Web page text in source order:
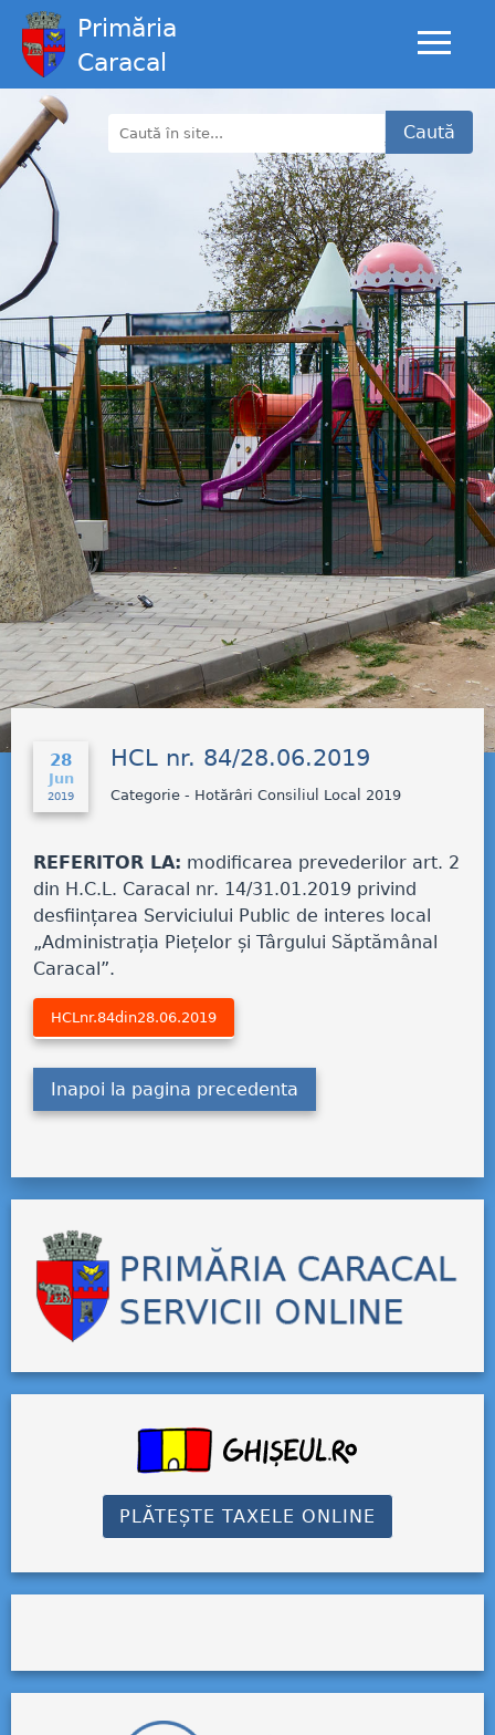
Primăria
Caracal
Caută
28
Jun
2019
HCL nr. 84/28.06.2019
Categorie - Hotărâri Consiliul Local 2019
REFERITOR LA: modificarea prevederilor art. 2
din H.C.L. Caracal nr. 14/31.01.2019 privind
desființarea Serviciului Public de interes local
„Administrația Piețelor și Târgului Săptămânal
Caracal”.
HCLnr.84din28.06.2019
Inapoi la pagina precedenta
PLĂTEȘTE TAXELE ONLINE